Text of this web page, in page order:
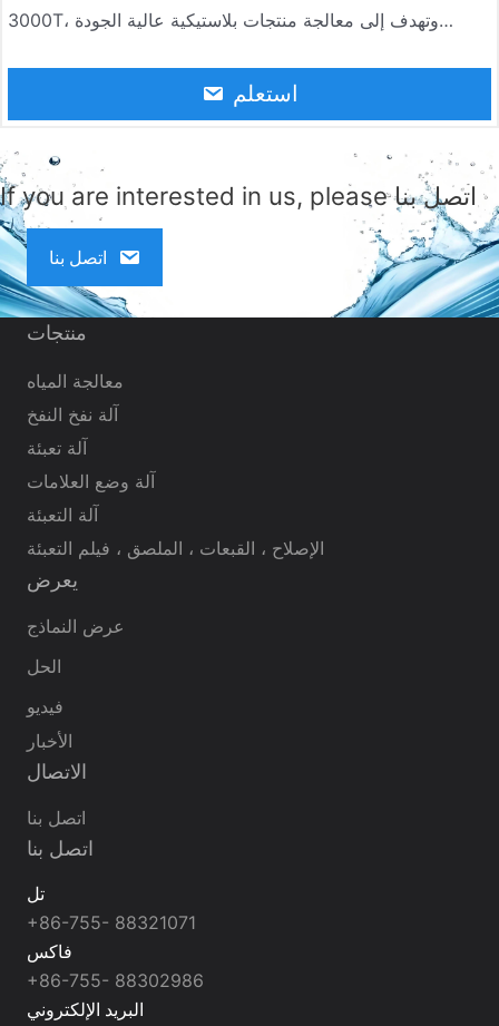
3000T، وتهدف إلى معالجة منتجات بلاستيكية عالية الجودة
استعلم
If you are interested in us, please اتصل بنا
اتصل بنا
منتجات
معالجة المياه
آلة نفخ النفخ
آلة تعبئة
آلة وضع العلامات
آلة التعبئة
الإصلاح ، القبعات ، الملصق ، فيلم التعبئة
يعرض
عرض النماذج
الحل
فيديو
الأخبار
الاتصال
اتصل بنا
اتصل بنا
تل
+86-755- 88321071
فاكس
+86-755- 88302986
البريد الإلكتروني